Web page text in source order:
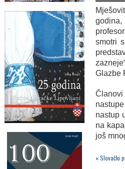
smotri
Glazbe
Članovi
nastup
na
još
«Slovački